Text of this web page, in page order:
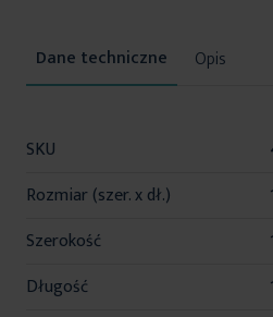
galerii
Opis
Więcej
SKU
Rozmiar (szer. x dł.)
Szerokość
Długość